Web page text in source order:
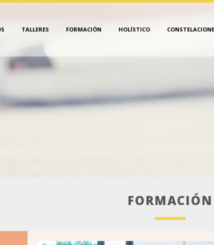
TALLERES FORMACIÓN HOLÍSTICO
FORMACIÓN